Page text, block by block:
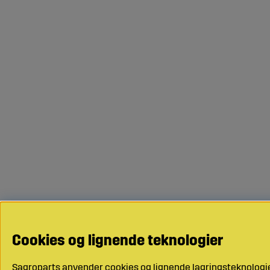
Cookies og lignende teknologier
Sagroparts anvender cookies og lignende